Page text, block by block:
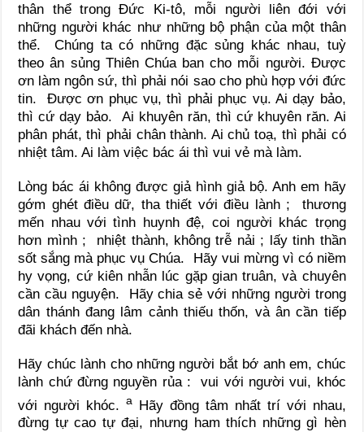
thân thể trong Đức Ki-tô, mỗi người liên đới với
những người khác như những bộ phận của một thân
thể. Chúng ta có những đặc sủng khác nhau, tuỳ
theo ân sủng Thiên Chúa ban cho mỗi người. Được
ơn làm ngôn sứ, thì phải nói sao cho phù hợp với đức
tin. Được ơn phục vụ, thì phải phục vụ. Ai dạy bảo,
thì cứ dạy bảo. Ai khuyên răn, thì cứ khuyên răn. Ai
phân phát, thì phải chân thành. Ai chủ toạ, thì phải có
nhiệt tâm. Ai làm việc bác ái thì vui vẻ mà làm.
Lòng bác ái không được giả hình giả bộ. Anh em hãy
gớm ghét điều dữ, tha thiết với điều lành ; thương
mến nhau với tình huynh đệ, coi người khác trọng
hơn mình ; nhiệt thành, không trễ nải ; lấy tinh thần
sốt sắng mà phục vụ Chúa. Hãy vui mừng vì có niềm
hy vọng, cứ kiên nhẫn lúc gặp gian truân, và chuyên
cần cầu nguyện. Hãy chia sẻ với những người trong
dân thánh đang lâm cảnh thiếu thốn, và ân cần tiếp
đãi khách đến nhà.
Hãy chúc lành cho những người bắt bớ anh em, chúc
lành chứ đừng nguyền rủa : vui với người vui, khóc
với người khóc.a
Hãy đồng tâm nhất trí với nhau,
đừng tự cao tự đại, nhưng ham thích những gì hèn